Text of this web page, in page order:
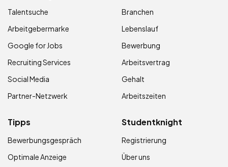
Talentsuche
Arbeitgebermarke
Google for Jobs
Recruiting Services
Social Media
Partner-Netzwerk
Branchen
Lebenslauf
Bewerbung
Arbeitsvertrag
Gehalt
Arbeitszeiten
Tipps
Bewerbungsgespräch
Optimale Anzeige
Studentknight
Registrierung
Über uns